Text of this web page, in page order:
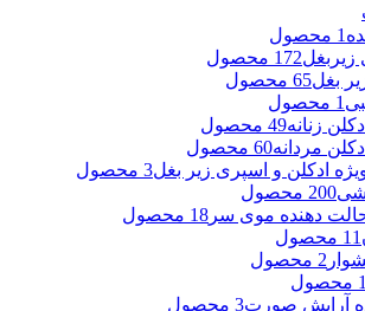
1 محصول
زیربغل172 محصول
بغل65 محصول
1 محصول
زنانه49 محصول
مردانه60 محصول
ادکلن و اسپری زیر بغل3 محصول
200 محصول
دهنده موی سر 18 محصول
11 محصول
2 محصول
1 محصول
آرایش صورت3 محصول